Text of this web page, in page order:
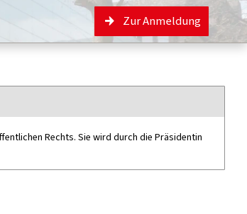
Zur Anmeldung
Rechts. Sie wird durch die Präsidentin